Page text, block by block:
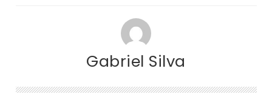
Gabriel Silva